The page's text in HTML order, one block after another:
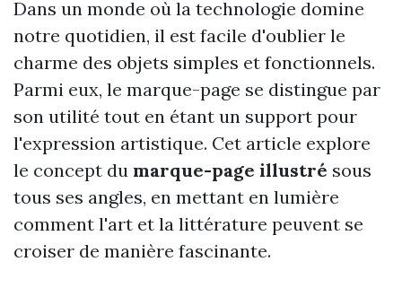
Dans un monde où la technologie domine
notre quotidien, il est facile d'oublier le
charme des objets simples et fonctionnels.
Parmi eux, le marque-page se distingue par
son utilité tout en étant un support pour
l'expression artistique. Cet article explore
le concept du marque-page illustré sous
tous ses angles, en mettant en lumière
comment l'art et la littérature peuvent se
croiser de manière fascinante.